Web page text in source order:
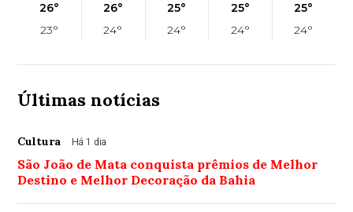
26°
23°
26°
24°
25°
24°
25°
24°
25°
24°
Últimas notícias
Cultura Há 1 dia
São João de Mata conquista prêmios de Melhor
Destino e Melhor Decoração da Bahia